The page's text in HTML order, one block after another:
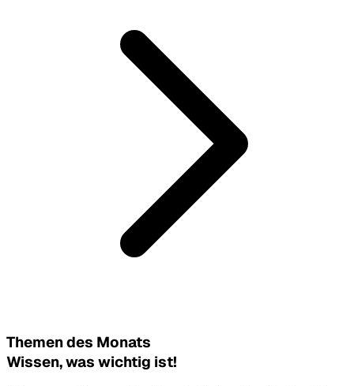
Themen des Monats
Wissen, was wichtig ist!